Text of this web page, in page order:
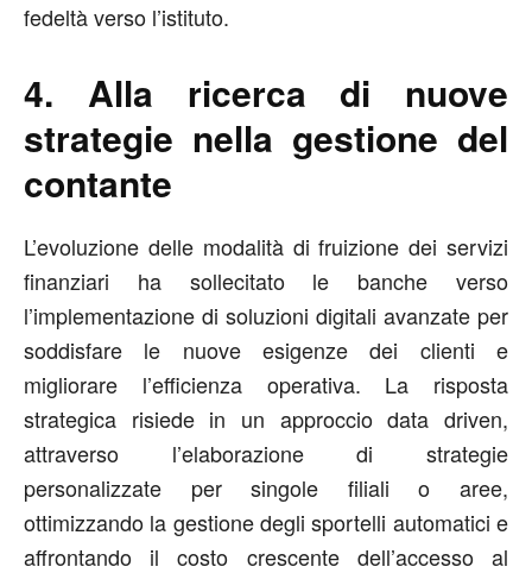
fedeltà verso l’istituto.
4. Alla ricerca di nuove
strategie nella gestione del
contante
L’evoluzione delle modalità di fruizione dei servizi
finanziari ha sollecitato le banche verso
l’implementazione di soluzioni digitali avanzate per
soddisfare le nuove esigenze dei clienti e
migliorare l’efficienza operativa. La risposta
strategica risiede in un approccio data driven,
attraverso l’elaborazione di strategie
personalizzate per singole filiali o aree,
ottimizzando la gestione degli sportelli automatici e
affrontando il costo crescente dell’accesso al